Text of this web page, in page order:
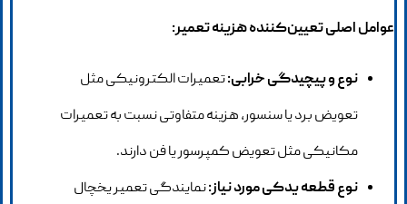
عوامل اصلی تعیین‌کننده هزینه تعمیر:
نوع و پیچیدگی خرابی:تعمیرات الکترونیکی مثل
تعویض برد یا سنسور، هزینه متفاوتی نسبت به تعمیرات
مکانیکی مثل تعویض کمپرسور یا فن دارند.
نوع قطعه یدکی مورد نیاز:نمایندگی تعمیر یخچال